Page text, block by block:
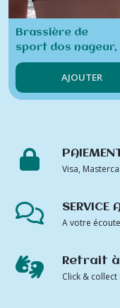
Brassière de
sport dos nageur,
modèle arrondis
AJOUTER
Visa,
SERVICE
A votre
Retrait
Click & collect !